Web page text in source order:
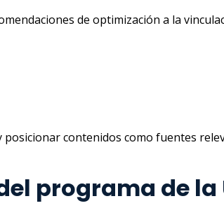
de optimización a la
contenidos como fuentes
programa de la